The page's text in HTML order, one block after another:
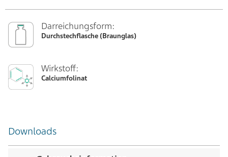
Darreichungsform:
Durchstechflasche (Braunglas)
Wirkstoff:
Calciumfolinat
Downloads